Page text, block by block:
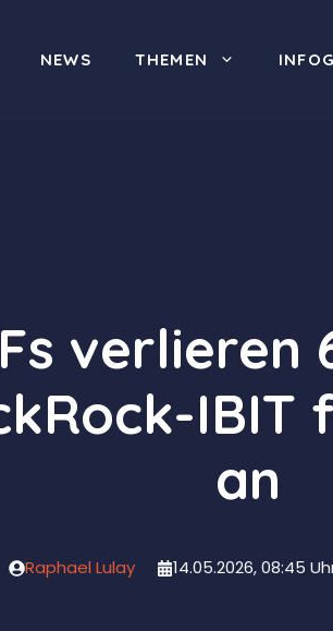
NEWS THEMEN
verlieren
an
Raphael Lulay 14.05.2026, 08:45